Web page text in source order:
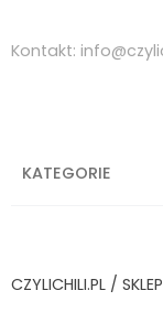
content
Kontakt:
KATEGORIE
CZYLICHILI.PL / SKLEP